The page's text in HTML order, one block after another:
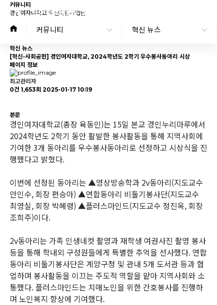
커뮤니티
경인여자대학교 혁신지원사업단
커뮤니티 혁신 뉴스
혁신 뉴스
[혁신-사회공헌] 경인여자대학교, 2024학년도 2학기 우수봉사동아리 시상
페이지 정보
최고관리자
0건 1,653회 2025-01-17 10:19
본문
경인여자대학교(총장 육동인)는 15일 본교 경인누리마루에서
2024학년도 2학기 동안 활발한 봉사활동을 통해 지역사회에
기여한 3개 동아리를 우수봉사동아리로 선정하고 시상식을 진
행했다고 밝혔다.
이번에 선정된 동아리는 ▲영상방송학과 2v동아리(지도교수
안인수, 회장 편승아) ▲연합동아리 비둘기봉사단(지도교수
최영실, 회장 박혜령) ▲플러스마인드(지도교수 정진옥, 회장
조희주)이다.
2v동아리는 가족 인생네컷 촬영과 재학생 여권사진 촬영 봉사
등을 통해 학내외 구성원들에게 특별한 추억을 선사했다. 연합
동아리 비둘기봉사단은 계양구청 및 관내 5개 도서관 등과 협
업하며 봉사활동을 이끄는 주도적 역할을 맡아 지역사회와 소
통했다. 플러스마인드는 치매노인을 위한 간호봉사를 진행하
며 노인복지 향상에 기여했다.